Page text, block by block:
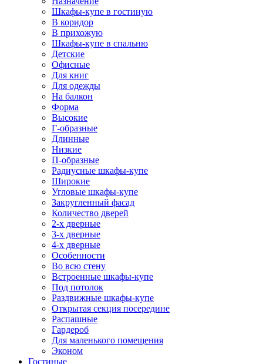
Шкафы-купе в гостиную
В коридор
В прихожую
Шкафы-купе в спальню
Детские
Офисные
Для книг
Для одежды
На балкон
Форма
Высокие
Г-образные
Длинные
Низкие
П-образные
Радиусные шкафы-купе
Широкие
Угловые шкафы-купе
Закругленный фасад
Количество дверей
2-х дверные
3-х дверные
4-х дверные
Особенности
Во всю стену
Встроенные шкафы-купе
Под потолок
Раздвижные шкафы-купе
Открытая секция посередине
Распашные
Гардероб
Для маленького помещения
Эконом
Гостиные